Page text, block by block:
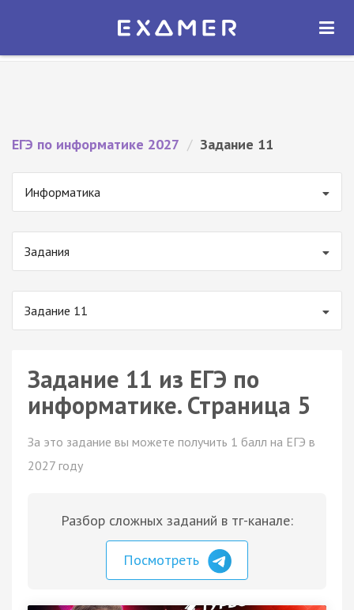
Экзамер — ЕГЭ 2027
ОТКРЫТЬ
ЕГЭ по информатике 2027 / Задание 11
Информатика
Задания
Задание 11
Задание 11 из ЕГЭ по
информатике. Страница 5
За это задание вы можете получить 1 балл на ЕГЭ в
2027 году
Разбор сложных заданий в тг-канале:
Посмотреть